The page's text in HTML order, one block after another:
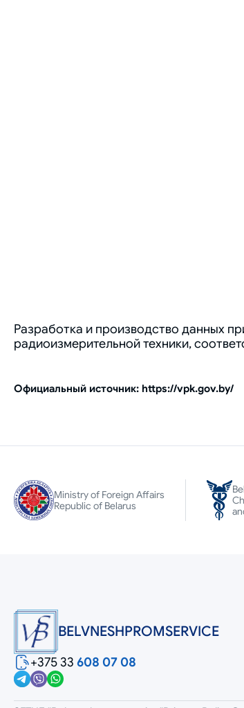
Разработка и производство данных
радиоизмерительной техники,
Официальный источник: https://vpk.gov.by/
Ministry of Foreign Affairs
Republic of Belarus
BELVNESHPROMSERVICE
+375 33 608 07 08